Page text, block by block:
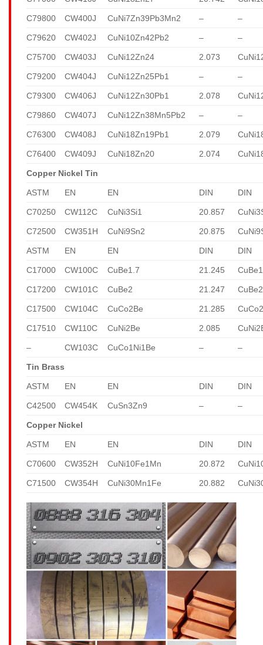
C79800 CW400J CuNi7Zn39Pb3Mn2 – –
C79620 CW402J CuNi10Zn42Pb2 – –
C75700 CW403J CuNi12Zn24 2.073
C79200 CW404J CuNi12Zn25Pb1 – –
C79300 CW406J CuNi12Zn30Pb1 2.078
C79860 CW407J CuNi12Zn38Mn5Pb2 – –
C76300 CW408J CuNi18Zn19Pb1 2.079
C76400 CW409J CuNi18Zn20 2.074
Copper Nickel Tin
ASTM EN EN DIN DIN
C70250 CW112C CuNi3Si1 20.857
C72500 CW351H CuNi9Sn2 20.875
ASTM EN EN DIN DIN
C17000 CW100C CuBe1.7 21.245
C17200 CW101C CuBe2 21.247 CuBe2
C17500 CW104C CuCo2Be 21.285
C17510 CW110C CuNi2Be 2.085
– CW103C CuCo1Ni1Be – –
Tin Brass
ASTM EN EN DIN DIN
C42500 CW454K CuSn3Zn9 – –
Copper Nickel
ASTM EN EN DIN DIN
C70600 CW352H CuNi10Fe1Mn 20.872
C71500 CW354H CuNi30Mn1Fe 20.882